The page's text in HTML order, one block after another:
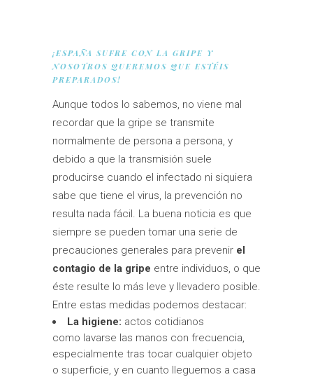
¡ESPAÑA SUFRE CON LA GRIPE Y
NOSOTROS QUEREMOS QUE ESTÉIS
PREPARADOS!
Aunque todos lo sabemos, no viene mal
recordar que la gripe se transmite
normalmente de persona a persona, y
debido a que la transmisión suele
producirse cuando el infectado ni siquiera
sabe que tiene el virus, la prevención no
resulta nada fácil. La buena noticia es que
siempre se pueden tomar una serie de
precauciones generales para prevenir el
contagio de la gripe entre individuos, o que
éste resulte lo más leve y llevadero posible.
Entre estas medidas podemos destacar:
La higiene: actos cotidianos
como lavarse las manos con frecuencia,
especialmente tras tocar cualquier objeto
o superficie, y en cuanto lleguemos a casa